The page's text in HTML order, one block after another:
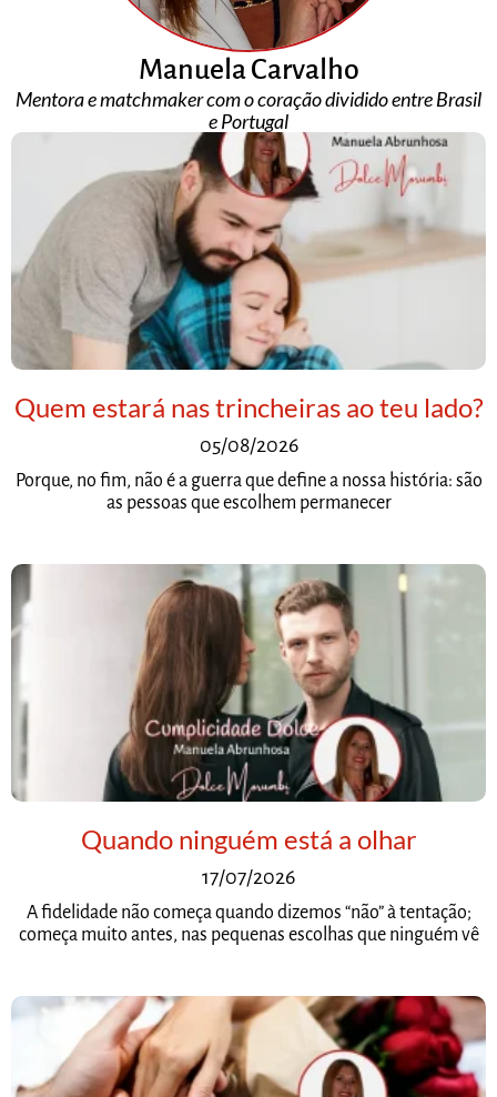
Manuela Carvalho
Mentora e matchmaker com o coração dividido entre Brasil
e Portugal
Quem estará nas trincheiras ao teu lado?
05/08/2026
Porque, no fim, não é a guerra que define a nossa história: são
as pessoas que escolhem permanecer
Quando ninguém está a olhar
17/07/2026
A fidelidade não começa quando dizemos “não” à tentação;
começa muito antes, nas pequenas escolhas que ninguém vê